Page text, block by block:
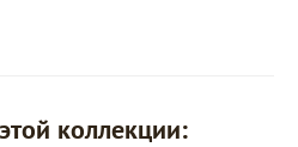
коллекции: